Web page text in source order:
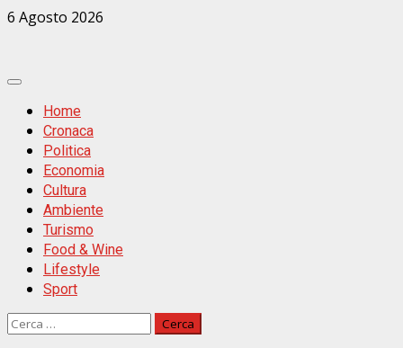
Zum
6 Agosto 2026
Primäres
MenüHome
Cronaca
Politica
Economia
Cultura
Ambiente
Turismo
Food & Wine
Lifestyle
Sport
Ricerca